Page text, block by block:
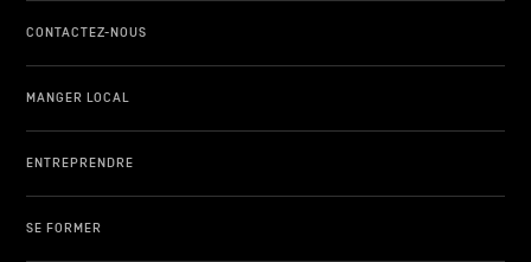
CONTACTEZ-NOUS
MANGER LOCAL
ENTREPRENDRE
SE FORMER